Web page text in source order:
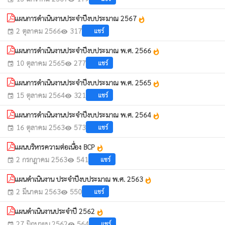
แผนการดำเนินงานประจำปีงบประมาณ 2567 whatshot
event 2 ตุลาคม 2566visibility 317 แชร์
แผนการดำเนินงานประจำปีงบประมาณ พ.ศ. 2566 whatshot
event 10 ตุลาคม 2565visibility 277 แชร์
แผนการดำเนินงานประจำปีงบประมาณ พ.ศ. 2565 whatshot
event 15 ตุลาคม 2564visibility 321 แชร์
แผนการดำเนินงานประจำปีงบประมาณ พ.ศ. 2564 whatshot
event 16 ตุลาคม 2563visibility 573 แชร์
แผนบริหารความต่อเนื่อง BCP whatshot
event 2 กรกฎาคม 2563visibility 541 แชร์
แผนดำเนินงาน ประจำปีงบประมาณ พ.ศ. 2563 whatshot
event 2 มีนาคม 2563visibility 550 แชร์
แผนดำเนินงานประจำปี 2562 whatshot